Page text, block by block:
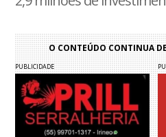
O CONTEÚDO CONTINUA
PUBLICIDADE